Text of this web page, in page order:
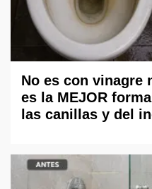
No es con vinagre
es la MEJOR
las canillas y del